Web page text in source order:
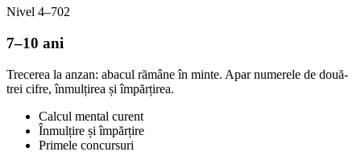
Nivel 4–702
7–10 ani
Trecerea la anzan: abacul rămâne în minte. Apar numerele de două-
trei cifre, înmulțirea și împărțirea.
Calcul mental curent
Înmulțire și împărțire
Primele concursuri